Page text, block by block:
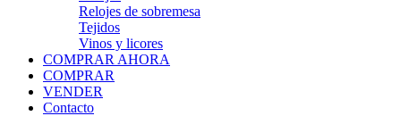
Relojes de sobremesa
Tejidos
Vinos y licores
COMPRAR AHORA
COMPRAR
VENDER
Contacto